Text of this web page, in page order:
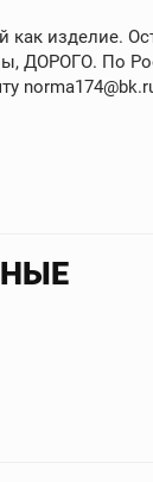
как изделие.
ДОРОГО. По